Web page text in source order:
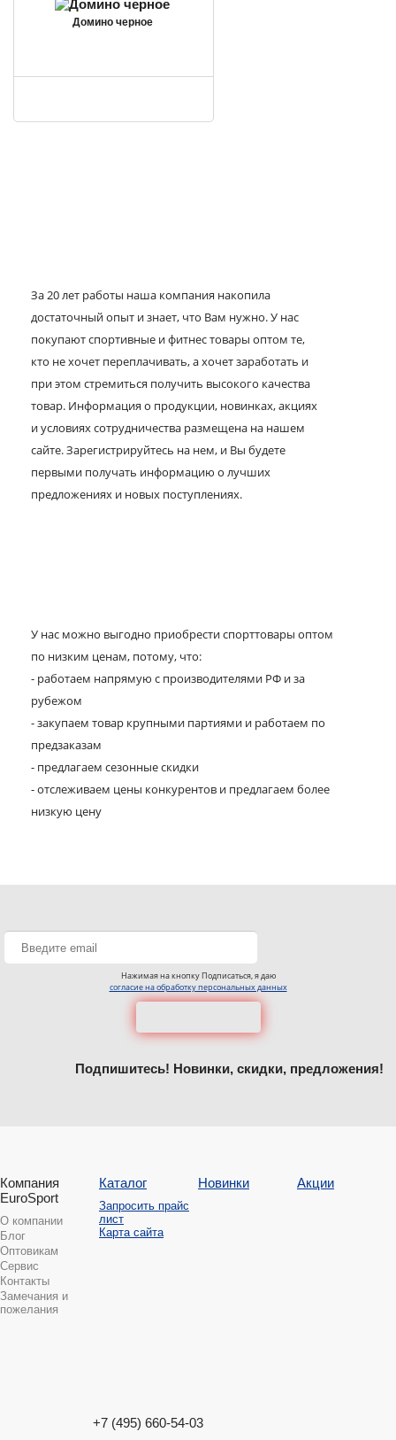
Домино черное
За 20 лет работы наша компания накопила
достаточный опыт и знает, что Вам нужно. У нас
покупают спортивные и фитнес товары оптом те,
кто не хочет переплачивать, а хочет заработать и
при этом стремиться получить высокого качества
товар. Информация о продукции, новинках, акциях
и условиях сотрудничества размещена на нашем
сайте. Зарегистрируйтесь на нем, и Вы будете
первыми получать информацию о лучших
предложениях и новых поступлениях.
У нас можно выгодно приобрести спорттовары оптом
по низким ценам, потому, что:
- работаем напрямую с производителями РФ и за
рубежом
- закупаем товар крупными партиями и работаем по
предзаказам
- предлагаем сезонные скидки
- отслеживаем цены конкурентов и предлагаем более
низкую цену
Нажимая на кнопку Подписаться, я даю
согласие на обработку персональных данных
Подпишитесь! Новинки, скидки, предложения!
Компания
EuroSport
О компании
Блог
Оптовикам
Сервис
Контакты
Замечания и
пожелания
Каталог
Запросить прайс
лист
Карта сайта
Новинки Акции
+7 (495) 660-54-03